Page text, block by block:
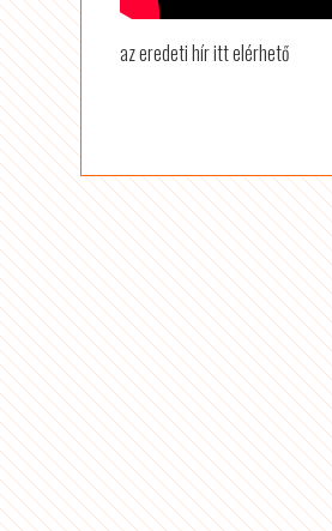
az eredeti hír itt elérhető